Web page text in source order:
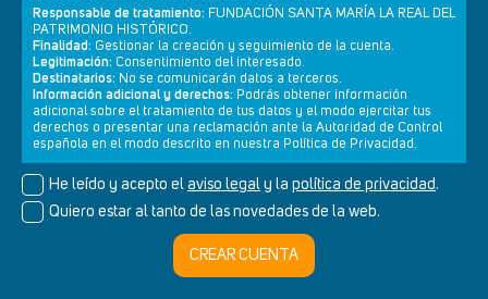
Responsable de tratamiento: FUNDACIÓN SANTA MARÍA LA REAL DEL
PATRIMONIO HISTÓRICO.
Finalidad: Gestionar la creación y seguimiento de la cuenta.
Legitimación: Consentimiento del interesado.
Destinatarios: No se comunicarán datos a terceros.
Información adicional y derechos: Podrás obtener información
adicional sobre el tratamiento de tus datos y el modo ejercitar tus
derechos o presentar una reclamación ante la Autoridad de Control
española en el modo descrito en nuestra Política de Privacidad.
He leído y acepto el aviso legal y la política de privacidad.
Quiero estar al tanto de las novedades de la web.
CREAR CUENTA
Newsletter Aviso legal Política de privacidad Política de cookies
© Cultura+ 2026. Todos los derechos reservados
Diseño web SGM